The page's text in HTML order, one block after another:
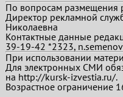
По вопросам размещения
Директор рекламной
Николаевна
Контактные данные
39-19-42 *2323,
При использовании
Для электронных СМИ
на http://kursk-izvestia.ru/.
Возрастное ограничение